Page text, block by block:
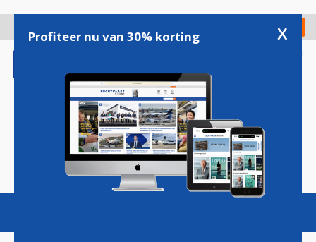
gaan
Check in
Magazine Podcasts Vacatures
Profiteer nu van 30% korting x